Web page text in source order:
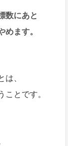
数にあと
めます。
は、
ことです。